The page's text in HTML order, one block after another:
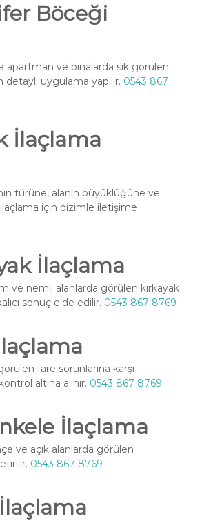
Böceği
ve binalarda sık görülen
uygulama yapılır. 0543 867
İlaçlama
türüne, alanın büyüklüğüne ve
için bizimle iletişime
İlaçlama
ve nemli alanlarda görülen kırkayak
sonuç elde edilir. 0543 867 8769
fare sorunlarına karşı
altına alınır. 0543 867 8769
İlaçlama
ve açık alanlarda görülen
0543 867 8769